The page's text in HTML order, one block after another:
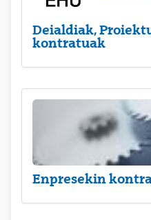
Deialdiak,
kontratuak
Enpresekin